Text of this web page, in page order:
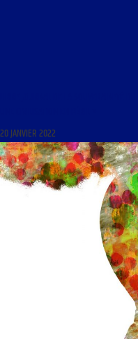
20 JANVIER 2022